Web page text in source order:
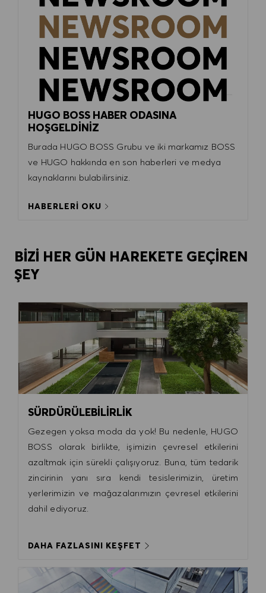
HUGO BOSS HABER ODASINA
HOŞGELDİNİZ
Burada HUGO BOSS Grubu ve iki markamız BOSS
ve HUGO hakkında en son haberleri ve medya
kaynaklarını bulabilirsiniz.
HABERLERİ OKU
BİZİ HER GÜN HAREKETE GEÇİREN
ŞEY
SÜRDÜRÜLEBİLİRLİK
Gezegen yoksa moda da yok! Bu nedenle, HUGO
BOSS olarak birlikte, işimizin çevresel etkilerini
azaltmak için sürekli çalışıyoruz. Buna, tüm tedarik
zincirinin yanı sıra kendi tesislerimizin, üretim
yerlerimizin ve mağazalarımızın çevresel etkilerini
dahil ediyoruz.
DAHA FAZLASINI KEŞFET